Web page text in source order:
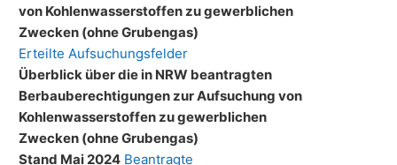
von Kohlenwasserstoffen zu gewerblichen
Zwecken (ohne Grubengas)
Erteilte Aufsuchungsfelder
Überblick über die in NRW beantragten
Berbauberechtigungen zur Aufsuchung von
Kohlenwasserstoffen zu gewerblichen
Zwecken (ohne Grubengas)
Stand Mai 2024 Beantragte